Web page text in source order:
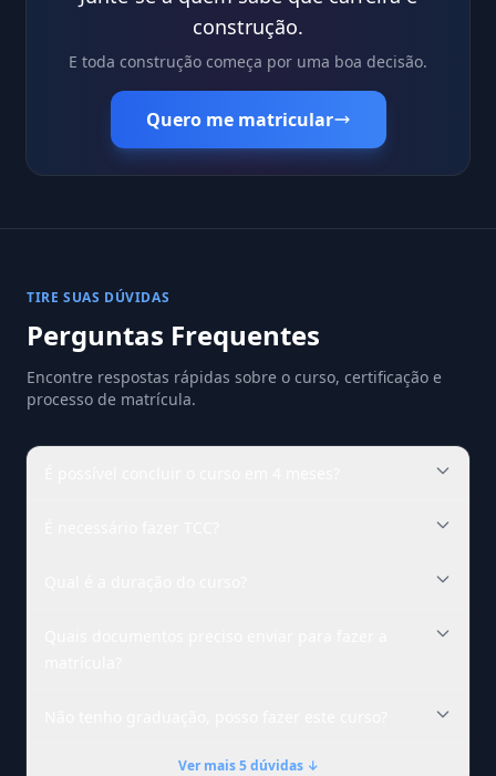
construção.
E toda construção começa por uma boa decisão.
Quero me matricular
TIRE SUAS DÚVIDAS
Perguntas Frequentes
Encontre respostas rápidas sobre o curso, certificação e
processo de matrícula.
Ver mais 5 dúvidas ↓